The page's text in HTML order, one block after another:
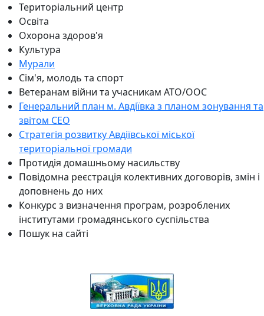
Територіальний центр
Освіта
Охорона здоров'я
Культура
Мурали
Сім'я, молодь та спорт
Ветеранам війни та учасникам АТО/ООС
Генеральний план м. Авдіївка з планом зонування та
звітом СЕО
Стратегія розвитку Авдіївської міської
територіальної громади
Протидія домашньому насильству
Повідомна реєстрація колективних договорів, змін і
доповнень до них
Конкурс з визначення програм, розроблених
інститутами громадянського суспільства
Пошук на сайті